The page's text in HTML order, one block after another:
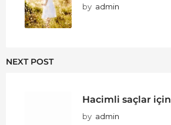
by admin
NEXT POST
Hacimli saçlar için
by admin